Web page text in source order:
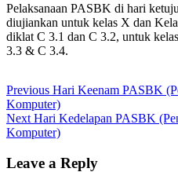
Pelaksanaan PASBK di hari
diujiankan untuk kelas X dan
diklat C 3.1 dan C 3.2, untuk
3.3 & C 3.4.
Post
navigation
Previous Previous
post:
Hari Keenam PASBK
Komputer)
Next Next
post:
Hari Kedelapan PASBK
Komputer)
Leave a Reply